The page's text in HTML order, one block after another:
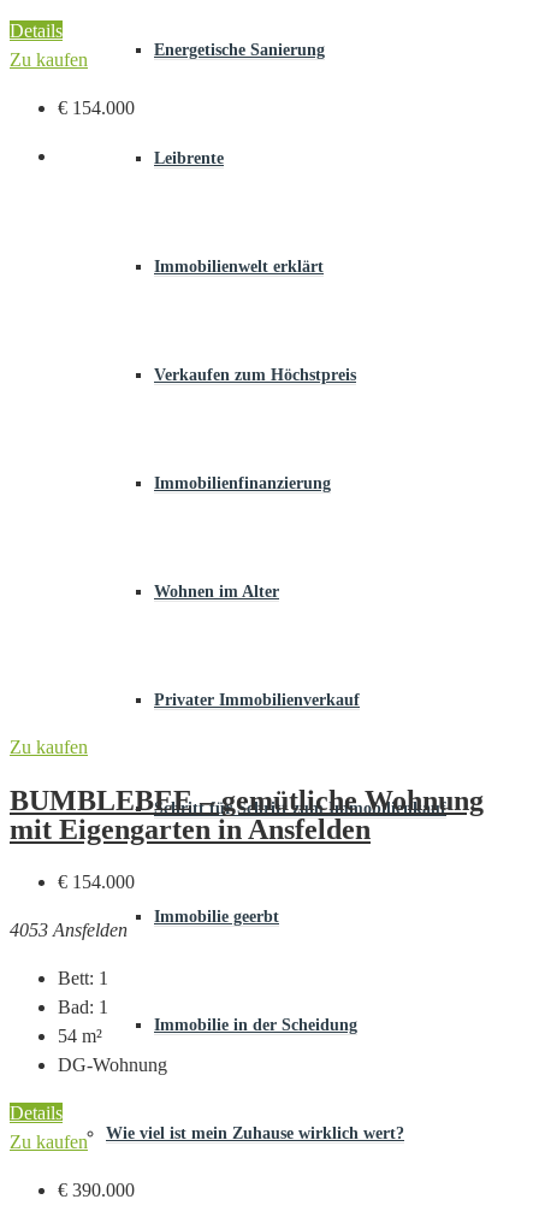
Energetische Sanierung
Leibrente
Immobilienwelt erklärt
Verkaufen zum Höchstpreis
Immobilienfinanzierung
Wohnen im Alter
Privater Immobilienverkauf
Schritt für Schritt zum Immobilienkauf
Immobilie geerbt
Immobilie in der Scheidung
Wie viel ist mein Zuhause wirklich wert?
Details
Zu kaufen
€ 154.000
Zu kaufen
BUMBLEBEE – gemütliche Wohnung
mit Eigengarten in Ansfelden
€ 154.000
4053 Ansfelden
Bett: 1
Bad: 1
54 m²
DG-Wohnung
Details
Zu kaufen
€ 390.000